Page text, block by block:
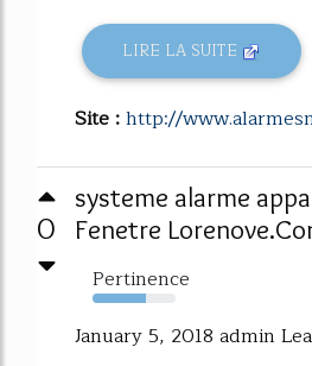
LIRE LA SUITE
Site :http://
0
systeme alarme
Fenetre
Pertinence
64%
January 5, 2018 admin